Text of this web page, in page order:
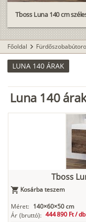
Tboss Luna 140 cm
Főoldal chevron_right
LUNA 140 ÁRAK
Luna 140
Tboss
Kosárba teszem
Méret: 140×60×50 cm
Ár (bruttó): 444 890 Ft /db